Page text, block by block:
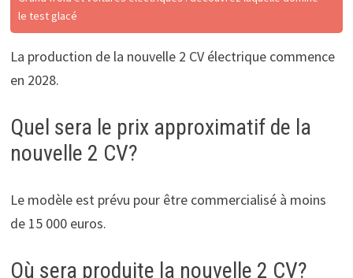
le test glacé
La production de la nouvelle 2 CV électrique commence
en 2028.
Quel sera le prix approximatif de la
nouvelle 2 CV?
Le modèle est prévu pour être commercialisé à moins
de 15 000 euros.
Où sera produite la nouvelle 2 CV?